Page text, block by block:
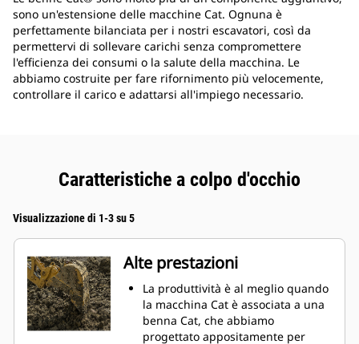
sono un'estensione delle macchine Cat. Ognuna è
perfettamente bilanciata per i nostri escavatori, così da
permettervi di sollevare carichi senza compromettere
l'efficienza dei consumi o la salute della macchina. Le
abbiamo costruite per fare rifornimento più velocemente,
controllare il carico e adattarsi all'impiego necessario.
Caratteristiche a colpo d'occhio
Visualizzazione di 1-3 su 5
Alte prestazioni
La produttività è al meglio quando
la macchina Cat è associata a una
benna Cat, che abbiamo
progettato appositamente per